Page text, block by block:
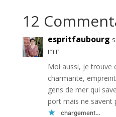
12
espritfaubourg
min
Moi aussi, je trouve
charmante,
gens de mer qui
port mais ne savent
chargement…